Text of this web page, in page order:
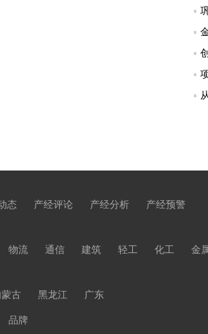
态 产经评论 产经分析
产经预警
物流 通信 建筑 轻工 化工
金
蒙古 黑龙江 广东
品牌